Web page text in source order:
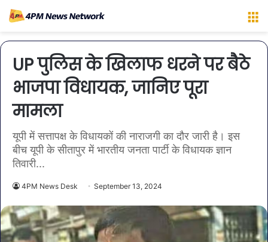
UP पुलिस के खिलाफ धरने पर बैठे
भाजपा विधायक, जानिए पूरा
मामला
यूपी में सत्तापक्ष के विधायकों की नाराजगी का दौर जारी है। इस
बीच यूपी के सीतापुर में भारतीय जनता पार्टी के विधायक ज्ञान
तिवारी...
4PM News Desk September 13, 2024